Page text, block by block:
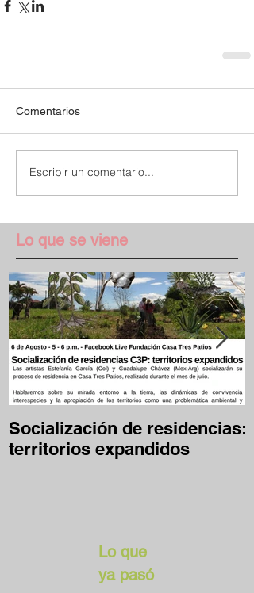
Comentarios
Escribir un comentario...
Lo que se viene
Socialización de residencias:
territorios expandidos
Lo que
ya pasó